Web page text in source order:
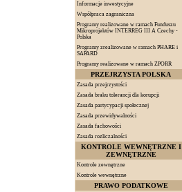
Informacje inwestycyjne
Współpraca zagraniczna
Programy realizowane w ramach Funduszu
Mikroprojektów INTERREG III A Czechy -
Polska
Programy zrealizowane w ramach PHARE i
SAPARD
Programy realizowane w ramach ZPORR
PRZEJRZYSTA POLSKA
Zasada przejrzystości
Zasada braku tolerancji dla korupcji
Zasada partycypacji społecznej
Zasada przewidywalności
Zasada fachowości
Zasada rozliczalności
KONTROLE WEWNĘTRZNE I
ZEWNĘTRZNE
Kontrole zewnętrzne
Kontrole wewnętrzne
PRAWO PODATKOWE